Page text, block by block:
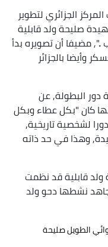
الجزائري لتطوير
صليحة ولد قابلية
مضيفا أن تصويره بدأ
وأيضا بالجزائر
البطولة, عن
كان "بكل عطاء وبكل
لشخصية تاريخية,
وهذا في حد ذاته
قابلية قد نظمت
نشطها دحو ولد
الطويل صليحة